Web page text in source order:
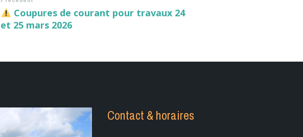
Coupures de courant pour travaux 24
et 25 mars 2026
Contact & horaires